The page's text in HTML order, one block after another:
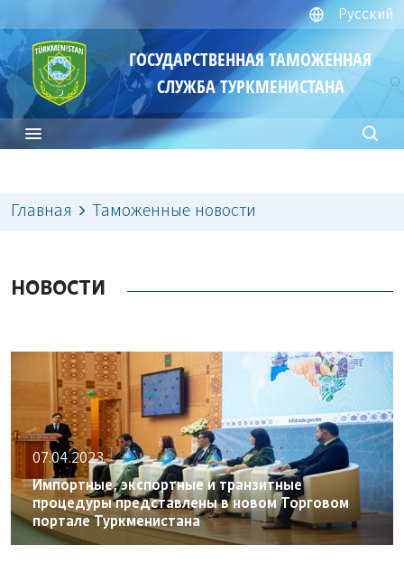
Русский
ГОСУДАРСТВЕННАЯ ТАМОЖЕННАЯ
СЛУЖБА ТУРКМЕНИСТАНА
Главная Таможенные новости
НОВОСТИ
07.04.2023
Импортные, экспортные и транзитные
процедуры представлены в новом Торговом
портале Туркменистана